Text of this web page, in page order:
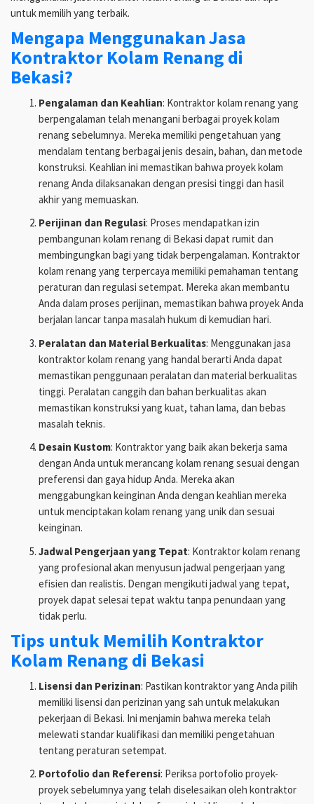
untuk memilih yang terbaik.
Mengapa Menggunakan Jasa
Kontraktor Kolam Renang di
Bekasi?
Pengalaman dan Keahlian: Kontraktor kolam renang yang
berpengalaman telah menangani berbagai proyek kolam
renang sebelumnya. Mereka memiliki pengetahuan yang
mendalam tentang berbagai jenis desain, bahan, dan metode
konstruksi. Keahlian ini memastikan bahwa proyek kolam
renang Anda dilaksanakan dengan presisi tinggi dan hasil
akhir yang memuaskan.
Perijinan dan Regulasi: Proses mendapatkan izin
pembangunan kolam renang di Bekasi dapat rumit dan
membingungkan bagi yang tidak berpengalaman. Kontraktor
kolam renang yang terpercaya memiliki pemahaman tentang
peraturan dan regulasi setempat. Mereka akan membantu
Anda dalam proses perijinan, memastikan bahwa proyek Anda
berjalan lancar tanpa masalah hukum di kemudian hari.
Peralatan dan Material Berkualitas: Menggunakan jasa
kontraktor kolam renang yang handal berarti Anda dapat
memastikan penggunaan peralatan dan material berkualitas
tinggi. Peralatan canggih dan bahan berkualitas akan
memastikan konstruksi yang kuat, tahan lama, dan bebas
masalah teknis.
Desain Kustom: Kontraktor yang baik akan bekerja sama
dengan Anda untuk merancang kolam renang sesuai dengan
preferensi dan gaya hidup Anda. Mereka akan
menggabungkan keinginan Anda dengan keahlian mereka
untuk menciptakan kolam renang yang unik dan sesuai
keinginan.
Jadwal Pengerjaan yang Tepat: Kontraktor kolam renang
yang profesional akan menyusun jadwal pengerjaan yang
efisien dan realistis. Dengan mengikuti jadwal yang tepat,
proyek dapat selesai tepat waktu tanpa penundaan yang
tidak perlu.
Tips untuk Memilih Kontraktor
Kolam Renang di Bekasi
Lisensi dan Perizinan: Pastikan kontraktor yang Anda pilih
memiliki lisensi dan perizinan yang sah untuk melakukan
pekerjaan di Bekasi. Ini menjamin bahwa mereka telah
melewati standar kualifikasi dan memiliki pengetahuan
tentang peraturan setempat.
Portofolio dan Referensi: Periksa portofolio proyek-
proyek sebelumnya yang telah diselesaikan oleh kontraktor